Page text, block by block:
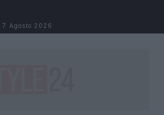
7 Agosto 2026